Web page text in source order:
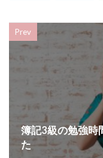
Prev
簿記3級の勉強時
た